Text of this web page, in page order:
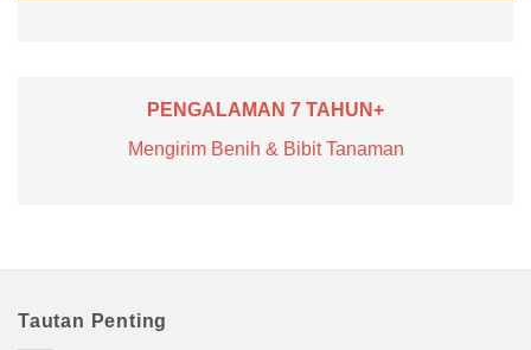
PENGALAMAN 7 TAHUN+
Mengirim Benih & Bibit Tanaman
Tautan Penting